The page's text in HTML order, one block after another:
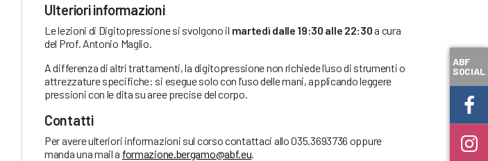
Ulteriori informazioni
Le lezioni di Digitopressione si svolgono il martedì dalle 19:30 alle 22:30a cura
del Prof. Antonio Maglio.
A differenza di altri trattamenti, la digitopressione non richiede l’uso di strumenti o
attrezzature specifiche: si esegue solo con l’uso delle mani, applicando leggere
pressioni con le dita su aree precise del corpo.
Contatti
Per avere ulteriori informazioni sul corso contattaci allo 035.3693736 oppure
manda una mail a formazione.bergamo@abf.eu
ABF
SOCIAL